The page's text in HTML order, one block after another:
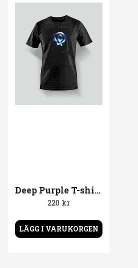
Deep Purple T-shirt Perfect Strangers
220 kr
LÄGG I VARUKORGEN